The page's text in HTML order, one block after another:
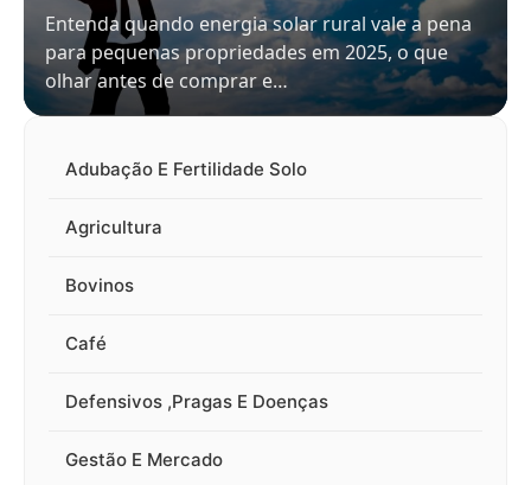
Entenda quando energia solar rural vale a pena
para pequenas propriedades em 2025, o que
olhar antes de comprar e…
Adubação E Fertilidade Solo
Agricultura
Bovinos
Café
Defensivos ,Pragas E Doenças
Gestão E Mercado